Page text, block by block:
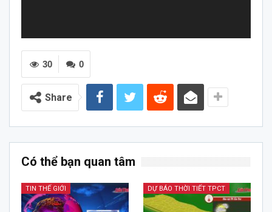
0
30
Share
Có thể bạn quan tâm
TIN THẾ GIỚI DỰ BÁO THỜI TIẾT TPCT